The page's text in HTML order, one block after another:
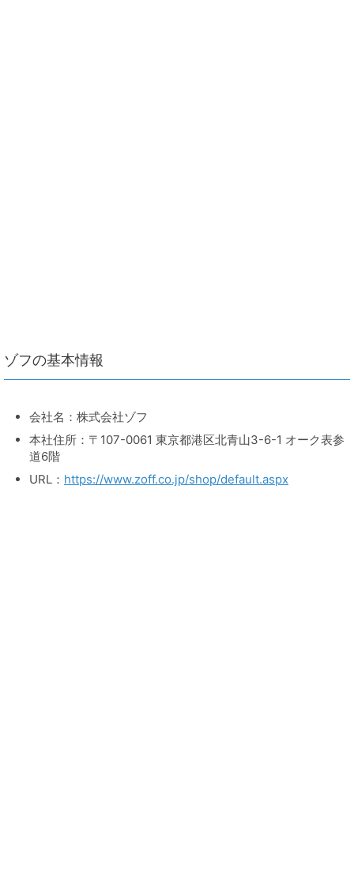
ゾフの基本情報
会社名：株式会社ゾフ
本社住所：〒107-0061 東京都港区北青山3-6-1 オーク表参
道6階
URL： https://www.zoff.co.jp/shop/default.aspx